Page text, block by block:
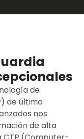
de
de última
nos
de alta